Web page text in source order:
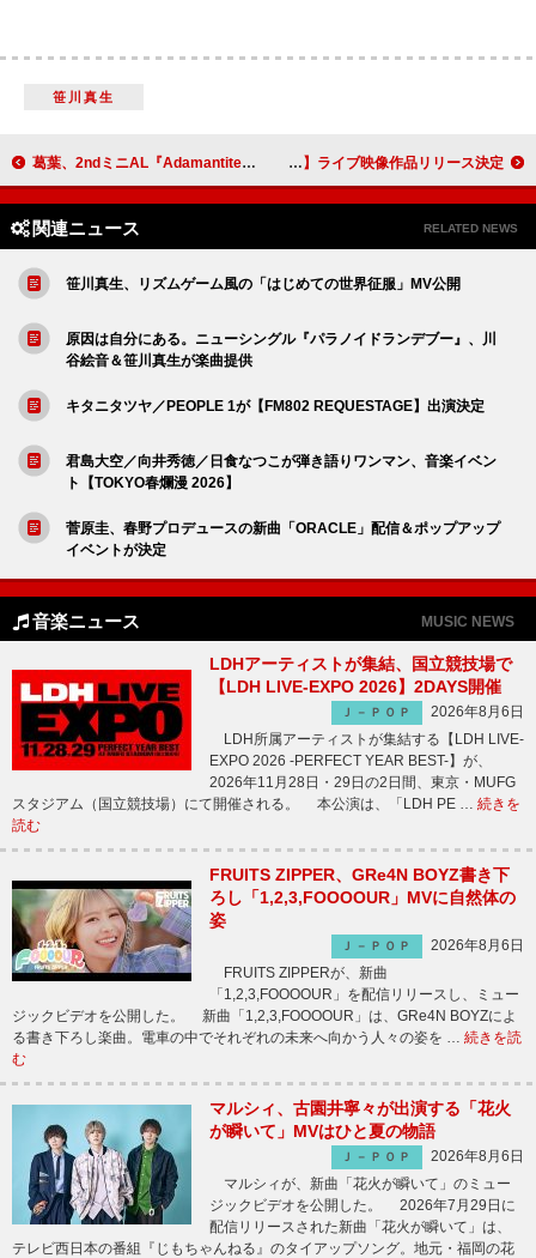
笹川真生
葛葉、2ndミニAL『Adamantite』発売＆Kアリーナ横浜ワンマンライブ開催決定 小倉 唯、【LIVE TOUR 2025 「Love Ratory」】ライブ映像作品リリース決定
関連ニュース RELATED NEWS
笹川真生、リズムゲーム風の「はじめての世界征服」MV公開
原因は自分にある。ニューシングル『パラノイドランデブー』、川
谷絵音＆笹川真生が楽曲提供
キタニタツヤ／PEOPLE 1が【FM802 REQUESTAGE】出演決定
君島大空／向井秀徳／日食なつこが弾き語りワンマン、音楽イベン
ト【TOKYO春爛漫 2026】
菅原圭、春野プロデュースの新曲「ORACLE」配信＆ポップアップ
イベントが決定
音楽ニュース MUSIC NEWS
LDHアーティストが集結、国立競技場で
【LDH LIVE-EXPO 2026】2DAYS開催
Ｊ－ＰＯＰ
2026年8月6日
LDH所属アーティストが集結する【LDH LIVE-
EXPO 2026 -PERFECT YEAR BEST-】が、
2026年11月28日・29日の2日間、東京・MUFG
スタジアム（国立競技場）にて開催される。 本公演は、「LDH PE … 続きを
読む
FRUITS ZIPPER、GRe4N BOYZ書き下
ろし「1,2,3,FOOOOUR」MVに自然体の
姿
Ｊ－ＰＯＰ
2026年8月6日
FRUITS ZIPPERが、新曲
「1,2,3,FOOOOUR」を配信リリースし、ミュー
ジックビデオを公開した。 新曲「1,2,3,FOOOOUR」は、GRe4N BOYZによ
る書き下ろし楽曲。電車の中でそれぞれの未来へ向かう人々の姿を … 続きを読
む
マルシィ、古園井寧々が出演する「花火
が瞬いて」MVはひと夏の物語
Ｊ－ＰＯＰ
2026年8月6日
マルシィが、新曲「花火が瞬いて」のミュー
ジックビデオを公開した。 2026年7月29日に
配信リリースされた新曲「花火が瞬いて」は、
テレビ西日本の番組『じもちゃんねる』のタイアップソング。地元・福岡の花